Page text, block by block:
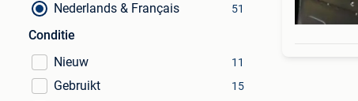
Nederlands & Français 51
Conditie
Nieuw
11
Gebruikt 15